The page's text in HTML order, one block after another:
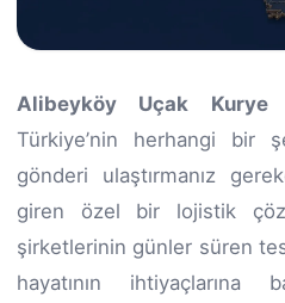
Alibeyköy Uçak Kurye
Türkiye’nin herhangi bir
gönderi ulaştırmanız
giren özel bir lojistik
şirketlerinin günler süren
hayatının ihtiyaçlarına